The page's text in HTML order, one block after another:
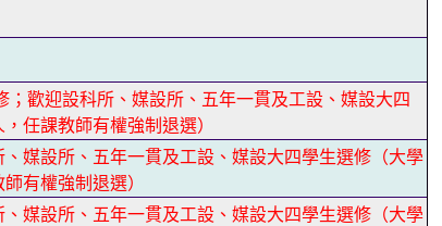
；歡迎設科所、媒設所、五年一貫及工設、媒設大四
任課教師有權強制退選）
媒設所、五年一貫及工設、媒設大四學生選修（大學
有權強制退選）
媒設所、五年一貫及工設、媒設大四學生選修（大學